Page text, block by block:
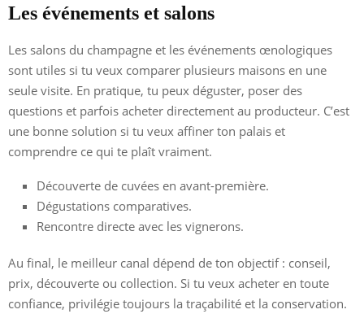
Les événements et salons
Les salons du champagne et les événements œnologiques
sont utiles si tu veux comparer plusieurs maisons en une
seule visite. En pratique, tu peux déguster, poser des
questions et parfois acheter directement au producteur. C’est
une bonne solution si tu veux affiner ton palais et
comprendre ce qui te plaît vraiment.
Découverte de cuvées en avant-première.
Dégustations comparatives.
Rencontre directe avec les vignerons.
Au final, le meilleur canal dépend de ton objectif : conseil,
prix, découverte ou collection. Si tu veux acheter en toute
confiance, privilégie toujours la traçabilité et la conservation.